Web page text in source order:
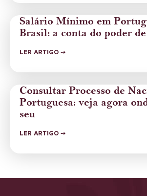
Salário Mínimo em
Brasil: a conta do poder
LER ARTIGO ➙
Consultar Processo de
Portuguesa: veja agora
seu
LER ARTIGO ➙